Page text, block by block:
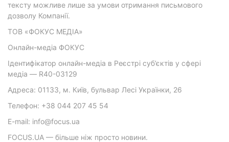
тексту можливе лише за умови отримання письмового
дозволу Компанії.
ТОВ «ФОКУС МЕДІА»
Онлайн-медіа ФОКУС
Ідентифікатор онлайн-медіа в Реєстрі суб’єктів у сфері
медіа — R40-03129
Адреса: 01133, м. Київ, бульвар Лесі Українки, 26
Телефон: +38 044 207 45 54
E-mail: info@focus.ua
FOCUS.UA — більше ніж просто новини.